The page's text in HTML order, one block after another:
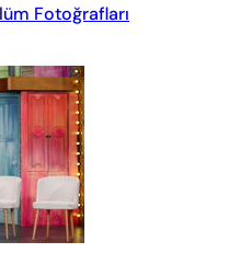
Fotoğrafları